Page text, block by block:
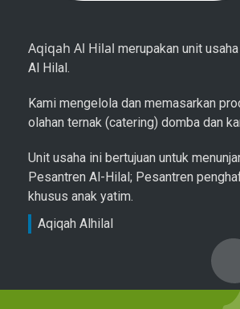
Aqiqah Al Hilal merupakan unit
Al Hilal.
Kami mengelola dan memasarkan
olahan ternak (catering) domba dan
Unit usaha ini bertujuan untuk
Pesantren Al-Hilal; Pesantren
khusus anak yatim.
Aqiqah Alhilal